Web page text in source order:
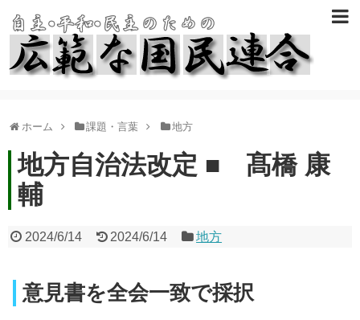
ホーム 課題・言葉 地方
地方自治法改定 ■ 髙橋 康
輔
2024/6/14 2024/6/14 地方
意見書を全会一致で採択